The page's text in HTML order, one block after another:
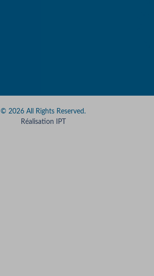
© 2026 All Rights Reserved.
Réalisation IPT